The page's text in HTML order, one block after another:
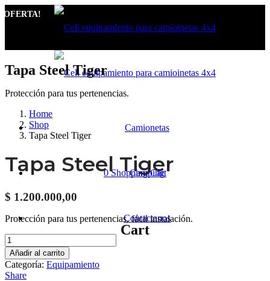
Camionetas
Camping
Contactanos
0 Shopping Cart
Cart
Tapa Steel Tiger
Protección para tus pertenencias.
Home
Shop
Tapa Steel Tiger
Tapa Steel Tiger
$ 1.200.000,00
Protección para tus pertenencias, fácil instalación.
Tapa
Steel
Tiger
cantidad
Añadir al carrito
Categoría: Equipamiento
Share
¡OFERTA!